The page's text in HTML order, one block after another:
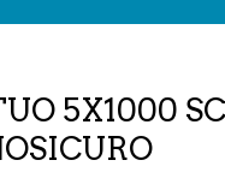
5X1000